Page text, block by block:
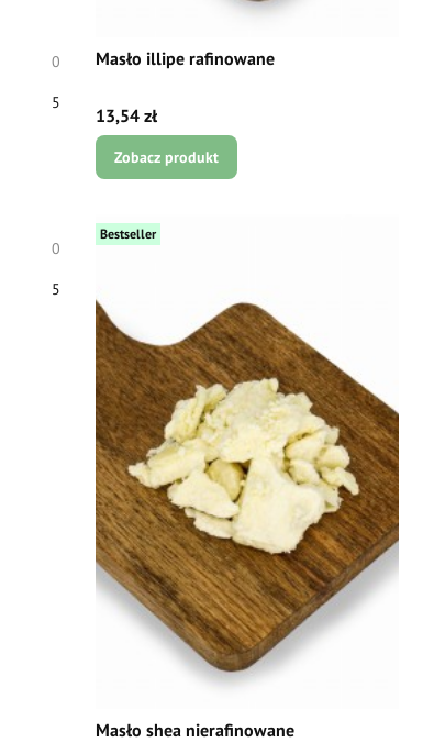
0
5
0
5
Masło illipe rafinowane
Cena
13,54 zł
Zobacz produkt
Bestseller
Masło shea nierafinowane